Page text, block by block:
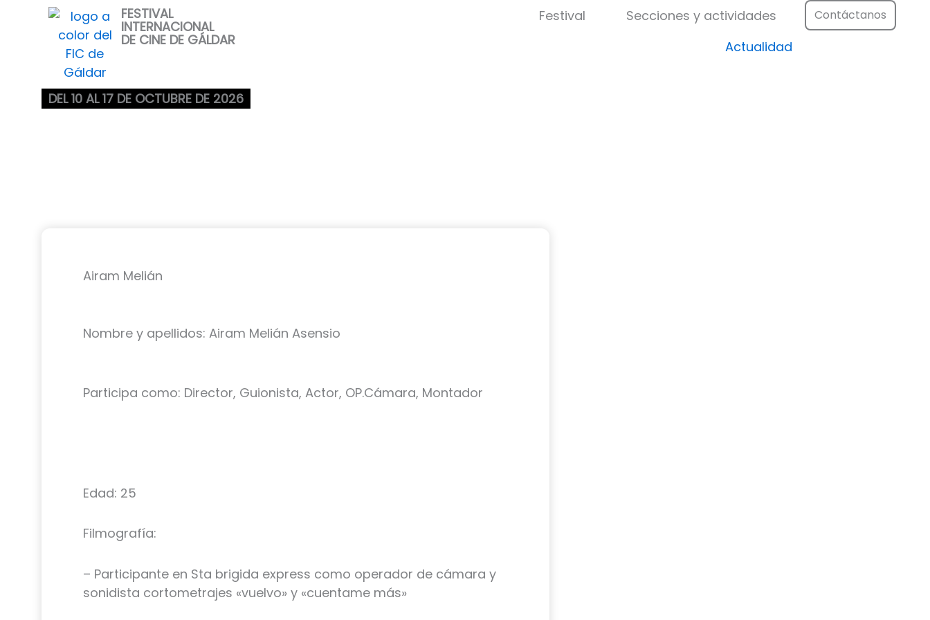
FESTIVAL
INTERNACIONAL
DE CINE DE GÁLDAR
DEL 10 AL 17 DE OCTUBRE DE 2026
Festival Abrir FestivalSecciones y actividades Abrir Secciones y
Actualidad
Contáctanos
Airam Melián
Nombre y apellidos: Airam Melián Asensio
Participa como: Director, Guionista, Actor, OP.Cámara, Montador
Edad: 25
Filmografía:
– Participante en Sta brigida express como operador de cámara y
sonidista cortometrajes «vuelvo» y «cuentame más»